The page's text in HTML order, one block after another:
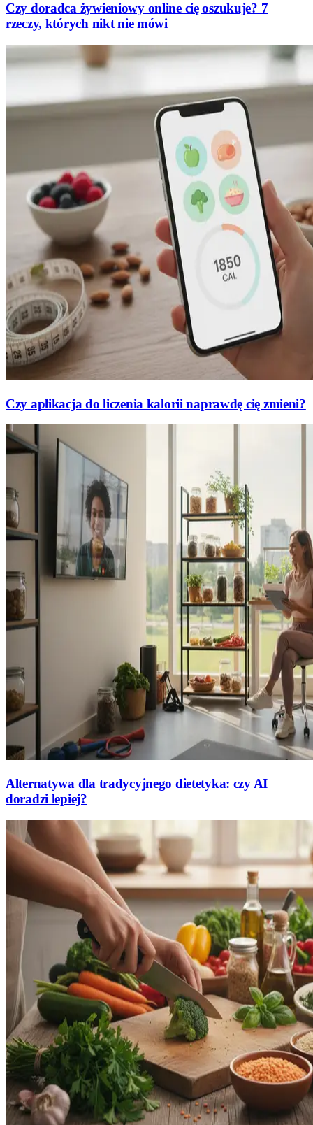
Czy doradca żywieniowy online cię oszukuje? 7
rzeczy, których nikt nie mówi
Czy aplikacja do liczenia kalorii naprawdę cię zmieni?
Alternatywa dla tradycyjnego dietetyka: czy AI
doradzi lepiej?